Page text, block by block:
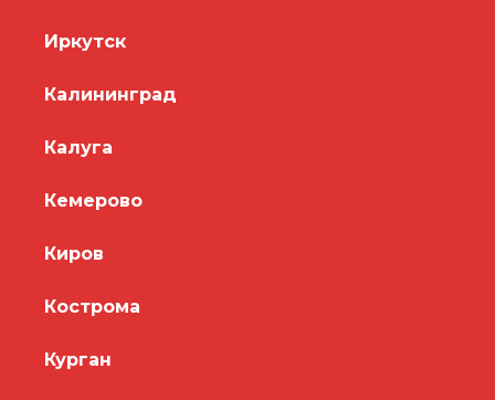
Иркутск
Калининград
Калуга
Кемерово
Киров
Кострома
Курган